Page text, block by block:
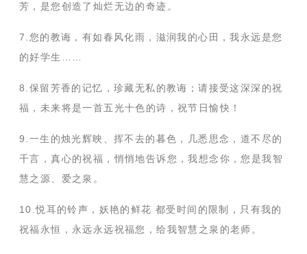
芳，是您创造了灿烂无边的奇迹。
7.您的教诲，有如春风化雨，滋润我的心田，我永远是您
的好学生……
8.保留芳香的记忆，珍藏无私的教诲；请接受这深深的祝
福，未来将是一首五光十色的诗，祝节日愉快！
9.一生的烛光辉映、挥不去的暮色，几悉思念，道不尽的
千言，真心的祝福，悄悄地告诉您，我想念你，您是我智
慧之源、爱之泉。
10.悦耳的铃声，妖艳的鲜花 都受时间的限制，只有我的
祝福永恒，永远永远祝福您，给我智慧之泉的老师。